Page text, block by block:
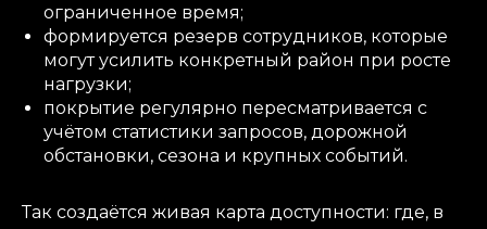
ограниченное время;
формируется резерв сотрудников, которые
могут усилить конкретный район при росте
нагрузки;
покрытие регулярно пересматривается с
учётом статистики запросов, дорожной
обстановки, сезона и крупных событий.
Так создаётся живая карта доступности: где, в